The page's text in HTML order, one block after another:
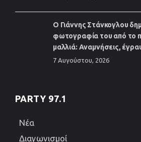
Ο Γιάννης Στάνκογλου
φωτογραφία του από το
μαλλιά: Αναμνήσεις,
7 Αυγούστου, 2026
PARTY 97.1
Νέα
Διαγωνισμοί